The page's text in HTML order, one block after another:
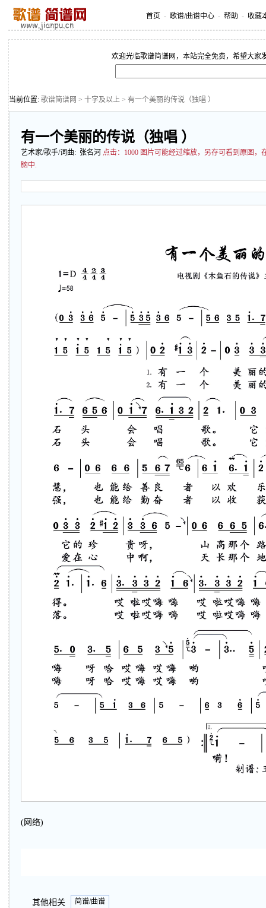
首页 - 歌谱/曲谱中心 - 帮助 - 收藏
欢迎光临歌谱简谱网，本站完全免费，希望大家
当前位置: 歌谱简谱网 > 十字及以上 > 有一个美丽的传说（独唱 ）
有一个美丽的传说（独唱 ）
艺术家/歌手/词曲: 张名河 点击： 1000 图片可能经过缩放，另存可看到原图
脑中.
(网络)
其他相关 简谱/曲谱